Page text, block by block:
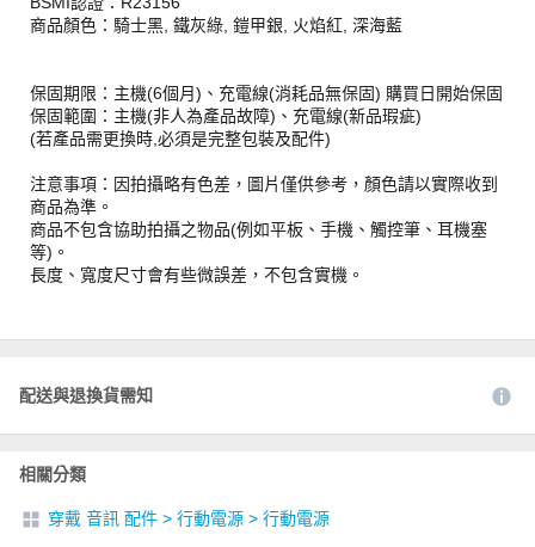
商品顏色：騎士黑, 鐵灰綠, 鎧甲銀, 火焰紅, 深海藍
保固期限：主機(6個月)、充電線(消耗品無保固) 購買日開始保固
保固範圍：主機(非人為產品故障)、充電線(新品瑕疵)
(若產品需更換時,必須是完整包裝及配件)
注意事項：因拍攝略有色差，圖片僅供參考，顏色請以實際收到
商品為準。
商品不包含協助拍攝之物品(例如平板、手機、觸控筆、耳機塞
等)。
長度、寬度尺寸會有些微誤差，不包含實機。
配送與退換貨需知
相關分類
穿戴 音訊 配件 > 行動電源 > 行動電源